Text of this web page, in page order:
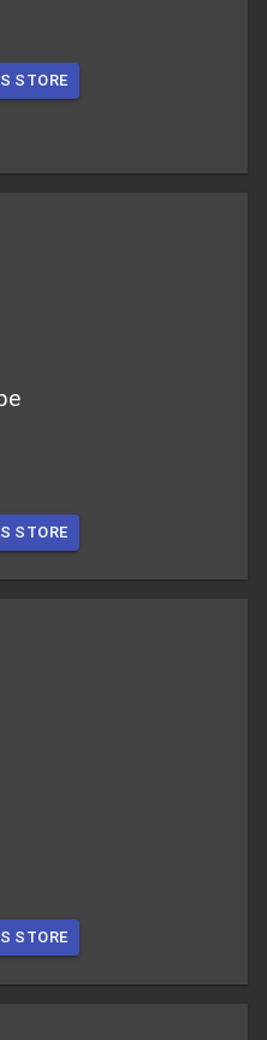
STORE
STORE
STORE